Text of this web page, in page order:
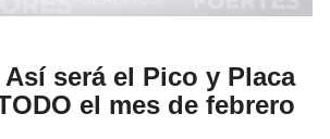
será el Pico y Placa
el mes de febrero